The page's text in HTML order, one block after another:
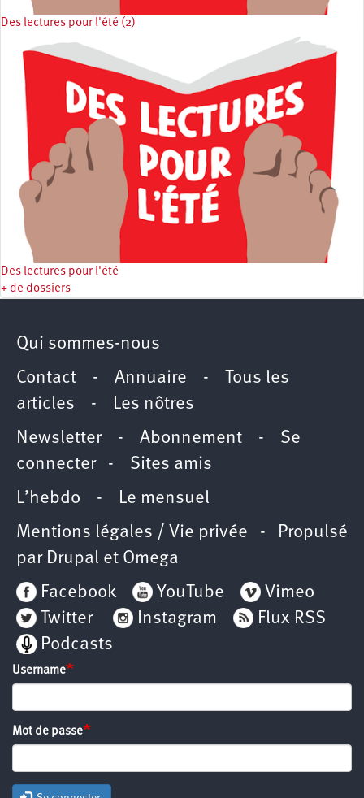
Des lectures pour l'été (2)
Des lectures pour l'été
+ de dossiers
Qui sommes-nous
Contact - Annuaire -
Tous les
articles - Les nôtres
Newsletter- Abonnement - Se
connecter- Sites amis
L’hebdo - Le mensuel
Mentions légales / Vie privée - Propulsé
par Drupal et Omega
Facebook
YouTube
Vimeo
Twitter
Instagram
Flux RSS
Podcasts
Username
Mot de passe